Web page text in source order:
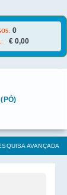
0
€ 0,00
AVANÇADA